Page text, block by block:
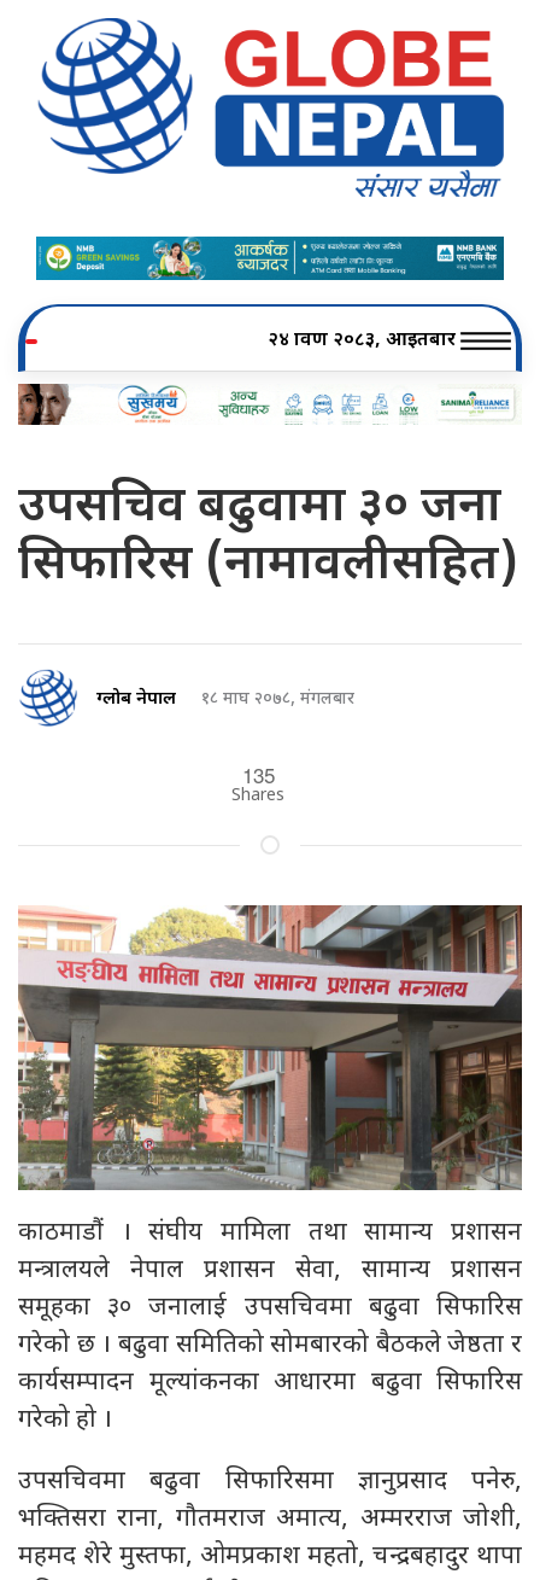
२४ श्रावण २०८३, आइतबार
उपसचिव बढुवामा ३० जना
सिफारिस (नामावलीसहित)
ग्लोब नेपाल १८ माघ २०७८, मंगलबार
135
Shares
काठमाडौं । संघीय मामिला तथा सामान्य प्रशासन
मन्त्रालयले नेपाल प्रशासन सेवा, सामान्य प्रशासन
समूहका ३० जनालाई उपसचिवमा बढुवा सिफारिस
गरेको छ । बढुवा समितिको सोमबारको बैठकले जेष्ठता र
कार्यसम्पादन मूल्यांकनका आधारमा बढुवा सिफारिस
गरेको हो ।
उपसचिवमा बढुवा सिफारिसमा ज्ञानुप्रसाद पनेरु,
भक्तिसरा राना, गौतमराज अमात्य, अम्मरराज जोशी,
महमद शेरे मुस्तफा, ओमप्रकाश महतो, चन्द्रबहादुर थापा